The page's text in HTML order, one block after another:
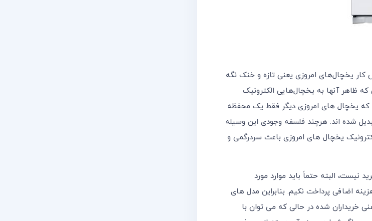
یخچال‌های امروزی یعنی تازه و خنک نگه
ظاهر آنها به یخچال‌هایی الکترونیک
که یخچال های امروزی دیگر فقط یک محفظه
شده اند. هرچند فلسفه وجودی این وسیله
یخچال های امروزی باعث سردرگمی و
نیست، البته حتماً باید موارد مورد
اضافی پرداخت نکیم. بنابراین مدل های
خریداران شده در حالی که می توان با